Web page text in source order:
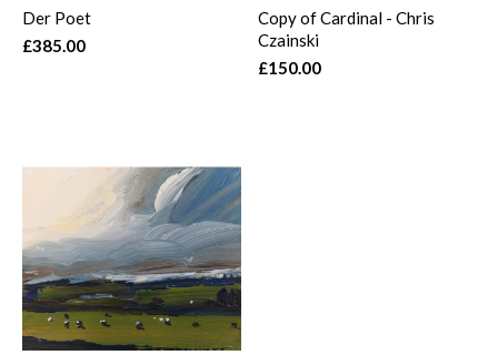
Der Poet
£385.00
Copy of Cardinal - Chris
Czainski
£150.00